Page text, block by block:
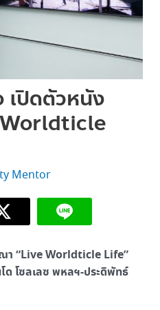
เปิดตัวหนัง
Mentor
า “Live Worldticle Life”
โซลเลซ พหลฯ-ประดิพัทธ์